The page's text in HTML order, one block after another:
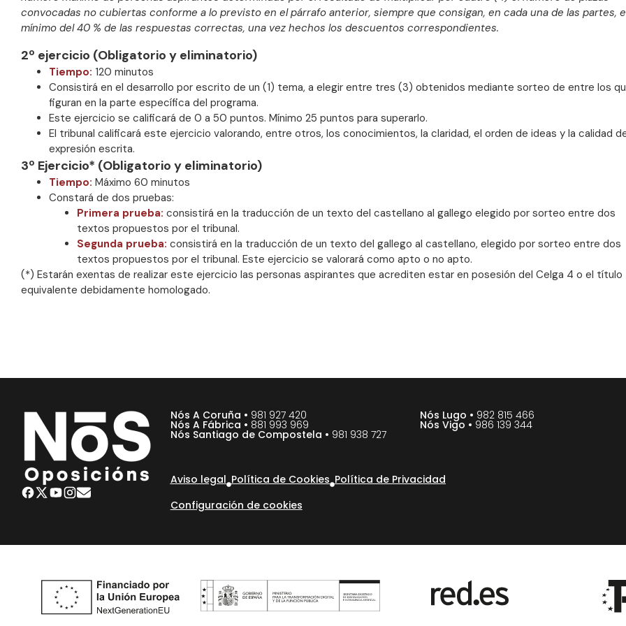
convocadas no cubiertas conforme a lo previsto en el párrafo anterior, siempre que consigan, en cada una de las partes,
mínimo del 40 % de las respuestas correctas, una vez hechos los descuentos correspondientes.
2º ejercicio (Obligatorio y eliminatorio)
Tiempo: 120 minutos
Consistirá en el desarrollo por escrito de un (1) tema, a elegir entre tres (3) obtenidos mediante sorteo de entre los
figuran en la parte específica del programa.
Este ejercicio se calificará de 0 a 50 puntos. Mínimo 25 puntos para superarlo.
El tribunal calificará este ejercicio valorando, entre otros, los conocimientos, la claridad, el orden de ideas y la calidad
expresión escrita.
3º Ejercicio* (Obligatorio y eliminatorio)
Tiempo: Máximo 60 minutos
Constará de dos pruebas:
Primera prueba: consistirá en la traducción de un texto del castellano al gallego elegido por sorteo entre dos
textos propuestos por el tribunal.
Segunda prueba: consistirá en la traducción de un texto del gallego al castellano, elegido por sorteo entre dos
textos propuestos por el tribunal. Este ejercicio se valorará como apto o no apto.
(*) Estarán exentas de realizar este ejercicio las personas aspirantes que acrediten estar en posesión del Celga 4 o el título
equivalente debidamente homologado.
Nós A Coruña • 981 927 420
Nós A Fábrica • 881 993 969
Nós Lugo • 982 815 466
Nós Vigo • 986 139 344
Nós Santiago de Compostela • 981 938 727
Aviso legal Política de Cookies Política de Privacidad
Configuración de cookies